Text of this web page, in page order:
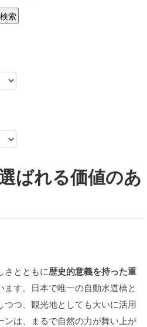
ばれる価値のあ
さとともに歴史的意義を持った重
ます。日本で唯一の自動水道橋と
つつ、観光地としても大いに活用
ンは、まるで自然の力が舞い上が